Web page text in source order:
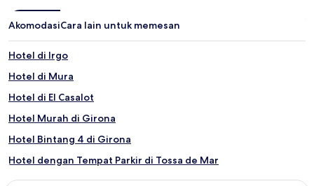
AkomodasiCara lain untuk memesan
Hotel di Irgo
Hotel di Mura
Hotel di El Casalot
Hotel Murah di Girona
Hotel Bintang 4 di Girona
Hotel dengan Tempat Parkir di Tossa de Mar
Hotel Bintang 4 di Tossa de Mar